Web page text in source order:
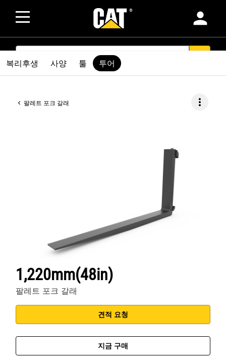
person
SEARCH
팔레트 포크 갈래 more_vert
1,220mm(48in)
팔레트 포크 갈래
견적 요청
지금 구매
복리후생 사양 툴 투어